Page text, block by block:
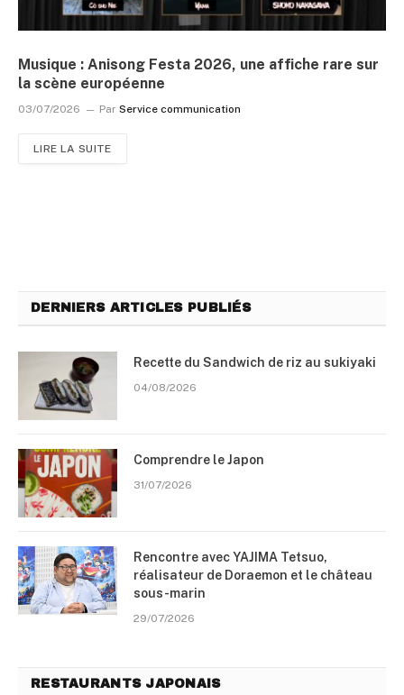
Musique : Anisong Festa 2026, une affiche rare sur
la scène européenne
03/07/2026 Par Service communication
LIRE LA SUITE
DERNIERS ARTICLES PUBLIÉS
Recette du Sandwich de riz au sukiyaki
04/08/2026
Comprendre le Japon
31/07/2026
Rencontre avec YAJIMA Tetsuo,
réalisateur de Doraemon et le château
sous-marin
29/07/2026
RESTAURANTS JAPONAIS